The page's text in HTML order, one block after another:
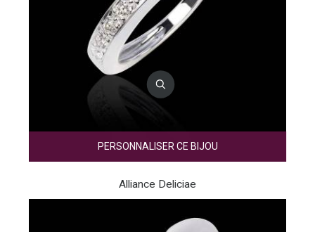
PERSONNALISER CE BIJOU
Alliance Deliciae